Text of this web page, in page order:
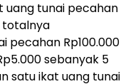
uang tunai pecahan
totalnya
pecahan Rp100.000
sebanyak 5
satu ikat uang tunai